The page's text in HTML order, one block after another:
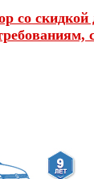
со